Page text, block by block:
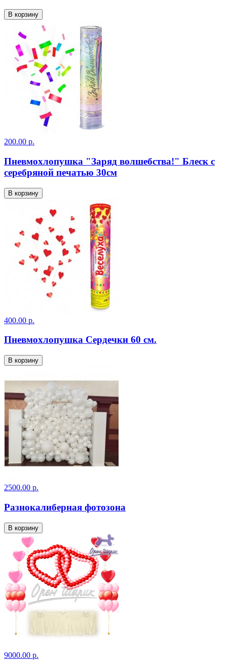
В корзину
200.00 р.
Пневмохлопушка "Заряд волшебства!" Блеск с
серебряной печатью 30см
В корзину
400.00 р.
Пневмохлопушка Сердечки 60 см.
В корзину
2500.00 р.
Разнокалиберная фотозона
В корзину
9000.00 р.